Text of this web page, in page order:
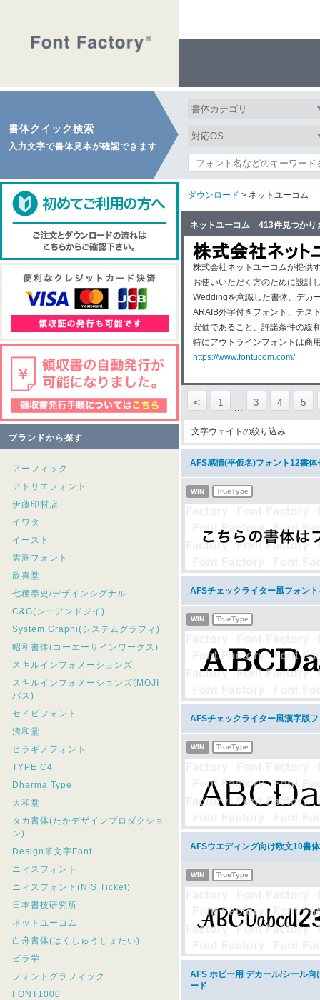
書体クイック検索
入力文字で書体見本が確認できます
ブランドから探す
アーフィック
アトリエフォント
伊藤印材店
イワタ
イースト
雲涯フォント
欣喜堂
七種泰史/デザインシグナル
C&G(シーアンドジイ)
System Graphi(システムグラフィ)
昭和書体(コーエーサインワークス)
スキルインフォメーションズ
スキルインフォメーションズ(MOJI
パス)
セイビフォント
清和堂
ヒラギノフォント
TYPE C4
Dharma Type
大和堂
タカ書体(たかデザインプロダクショ
ン)
Design筆文字Font
ニィスフォント
ニィスフォント(NIS Ticket)
日本書技研究所
ネットユーコム
白舟書体(はくしゅうしょたい)
ビラ学
フォントグラフィック
FONT1000
ダウンロード > ネットユーコム
ネットユーコム 413件見つかり
株式会社ネットユーコムが提供
お使いいただく方のために設計
Weddingを意識した書体、デカ
ARAIB外字付きフォント、テス
安価であること、許諾条件の緩
特にアウトラインフォントは商
https://www.fontucom.com/
< 1 ... 3 4 5
文字ウェイトの絞り込み
AFS感情(平仮名)フォント12書
WIN TrueType
AFSチェックライター風フォン
WIN TrueType
AFSチェックライター風漢字版
WIN TrueType
AFSウエディング向け欧文10書
WIN TrueType
AFS ホビー用 デカール/シール
ード